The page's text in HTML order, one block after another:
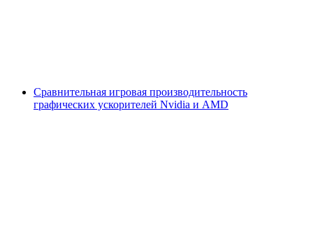
Сравнительная игровая производительность
графических ускорителей Nvidia и AMD